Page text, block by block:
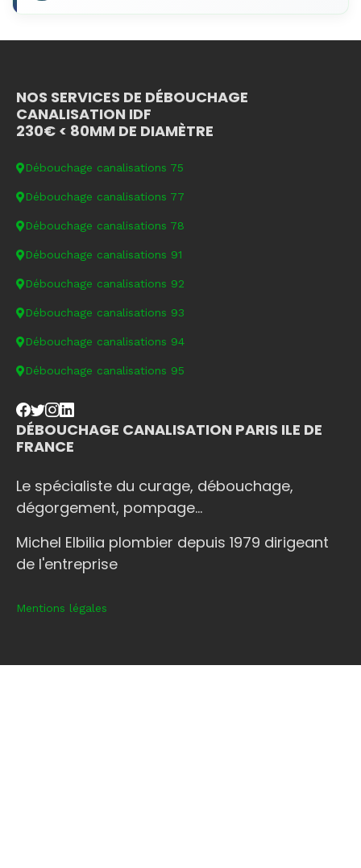
NOS SERVICES DE DÉBOUCHAGE
CANALISATION IDF
230€ < 80MM DE DIAMÈTRE
Débouchage canalisations 75
Débouchage canalisations 77
Débouchage canalisations 78
Débouchage canalisations 91
Débouchage canalisations 92
Débouchage canalisations 93
Débouchage canalisations 94
Débouchage canalisations 95
DÉBOUCHAGE CANALISATION PARIS ILE DE
FRANCE
Le spécialiste du curage, débouchage,
dégorgement, pompage...
Michel Elbilia plombier depuis 1979 dirigeant
de l'entreprise
Mentions légales